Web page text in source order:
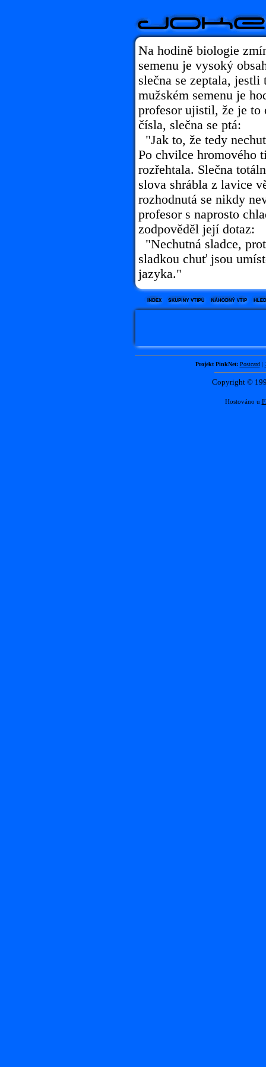
Na hodině biologie
semenu je vysoký
slečna se zeptala,
mužském semenu je
profesor ujistil, že je to
čísla, slečna se ptá:
"Jak to, že tedy
Po chvilce hromového
rozřehtala. Slečna
slova shrábla z lavice
rozhodnutá se nikdy
profesor s naprosto
zodpověděl její dotaz:
"Nechutná sladce,
sladkou chuť jsou
jazyka."
Projekt PinkNet: Postcard|
Copyright ©
Hostováno u